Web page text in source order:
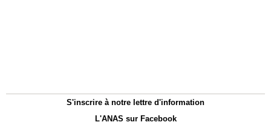
S'inscrire à notre lettre d'information
L'ANAS sur Facebook